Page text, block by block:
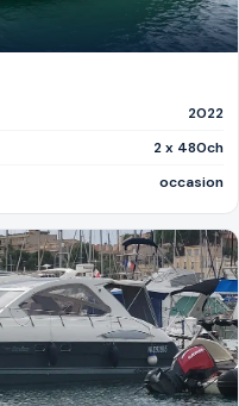
2022
2 x 480ch
occasion